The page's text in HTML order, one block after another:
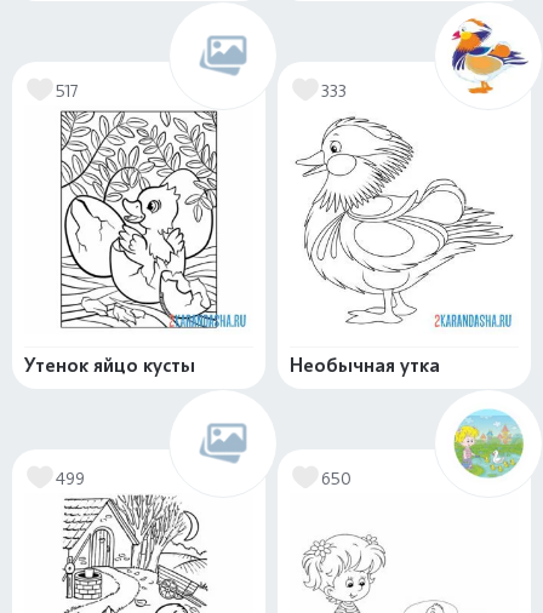
517
Утенок яйцо кусты
333
Необычная утка
499 650